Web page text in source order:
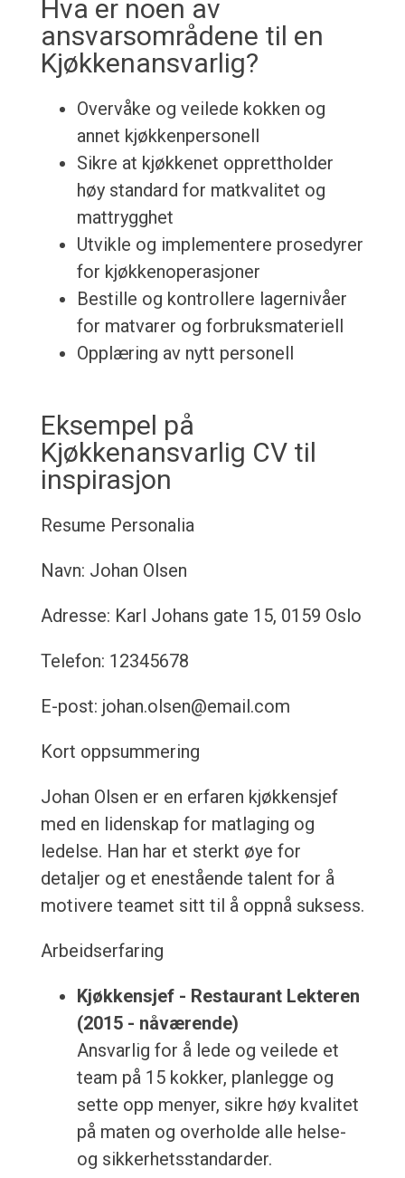
Hva er noen av
ansvarsområdene til en
Kjøkkenansvarlig?
Overvåke og veilede kokken og
annet kjøkkenpersonell
Sikre at kjøkkenet opprettholder
høy standard for matkvalitet og
mattrygghet
Utvikle og implementere prosedyrer
for kjøkkenoperasjoner
Bestille og kontrollere lagernivåer
for matvarer og forbruksmateriell
Opplæring av nytt personell
Eksempel på
Kjøkkenansvarlig CV til
inspirasjon
Resume Personalia
Navn: Johan Olsen
Adresse: Karl Johans gate 15, 0159 Oslo
Telefon: 12345678
E-post: johan.olsen@email.com
Kort oppsummering
Johan Olsen er en erfaren kjøkkensjef
med en lidenskap for matlaging og
ledelse. Han har et sterkt øye for
detaljer og et enestående talent for å
motivere teamet sitt til å oppnå suksess.
Arbeidserfaring
Kjøkkensjef - Restaurant Lekteren
(2015 - nåværende)
Ansvarlig for å lede og veilede et
team på 15 kokker, planlegge og
sette opp menyer, sikre høy kvalitet
på maten og overholde alle helse-
og sikkerhetsstandarder.